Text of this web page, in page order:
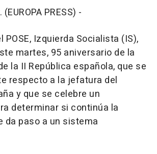
PRESS) -
POSE, Izquierda Socialista (IS),
martes, 95 aniversario de la
la II República española, que se
respecto a la jefatura del
y que se celebre un
determinar si continúa la
da paso a un sistema